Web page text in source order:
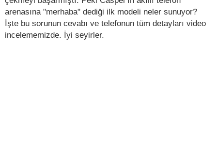
arenasına "merhaba" dediği ilk modeli neler sunuyor?
İşte bu sorunun cevabı ve telefonun tüm detayları video
incelememizde. İyi seyirler.